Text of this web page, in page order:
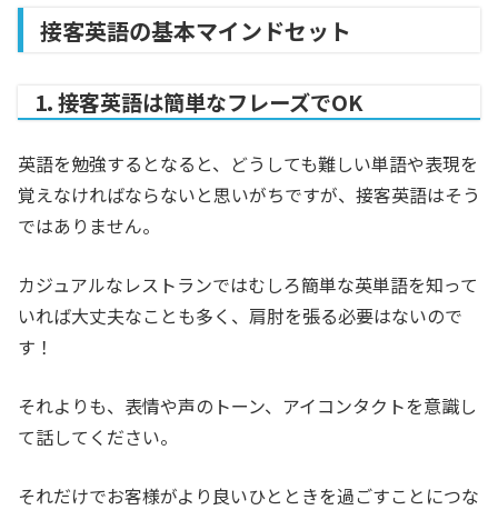
接客英語の基本マインドセット
1. 接客英語は簡単なフレーズでOK
英語を勉強するとなると、どうしても難しい単語や表現を
覚えなければならないと思いがちですが、接客英語はそう
ではありません。
カジュアルなレストランではむしろ簡単な英単語を知って
いれば大丈夫なことも多く、肩肘を張る必要はないので
す！
それよりも、表情や声のトーン、アイコンタクトを意識し
て話してください。
それだけでお客様がより良いひとときを過ごすことにつな